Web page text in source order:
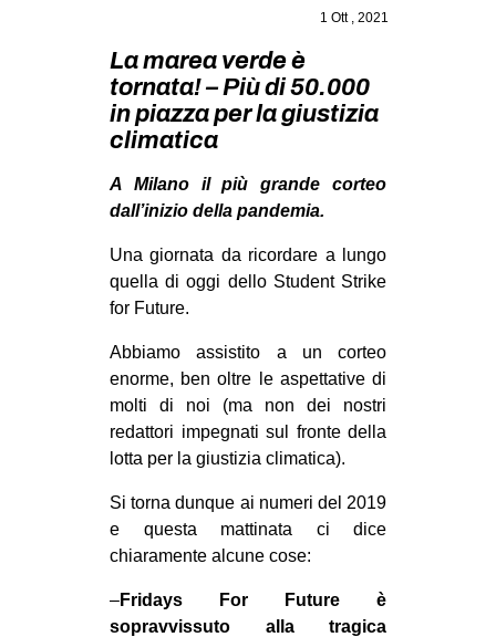
STUDENTI TSUNAMI
ZAM
MOBILITAZIONI
SPORT POPOLARE
AMBIENTE
ANTIFASCISMO
DIRITTO ALL’ABITARE
GENERI
MIGRAZIONI
STUDENTI
1 Ott , 2021
La marea verde è
tornata! – Più di 50.000
in piazza per la giustizia
climatica
A Milano il più grande corteo
dall’inizio della pandemia.
Una giornata da ricordare a lungo
quella di oggi dello Student Strike
for Future.
Abbiamo assistito a un corteo
enorme, ben oltre le aspettative di
molti di noi (ma non dei nostri
redattori impegnati sul fronte della
lotta per la giustizia climatica).
Si torna dunque ai numeri del 2019
e questa mattinata ci dice
chiaramente alcune cose:
–Fridays For Future è
sopravvissuto alla tragica